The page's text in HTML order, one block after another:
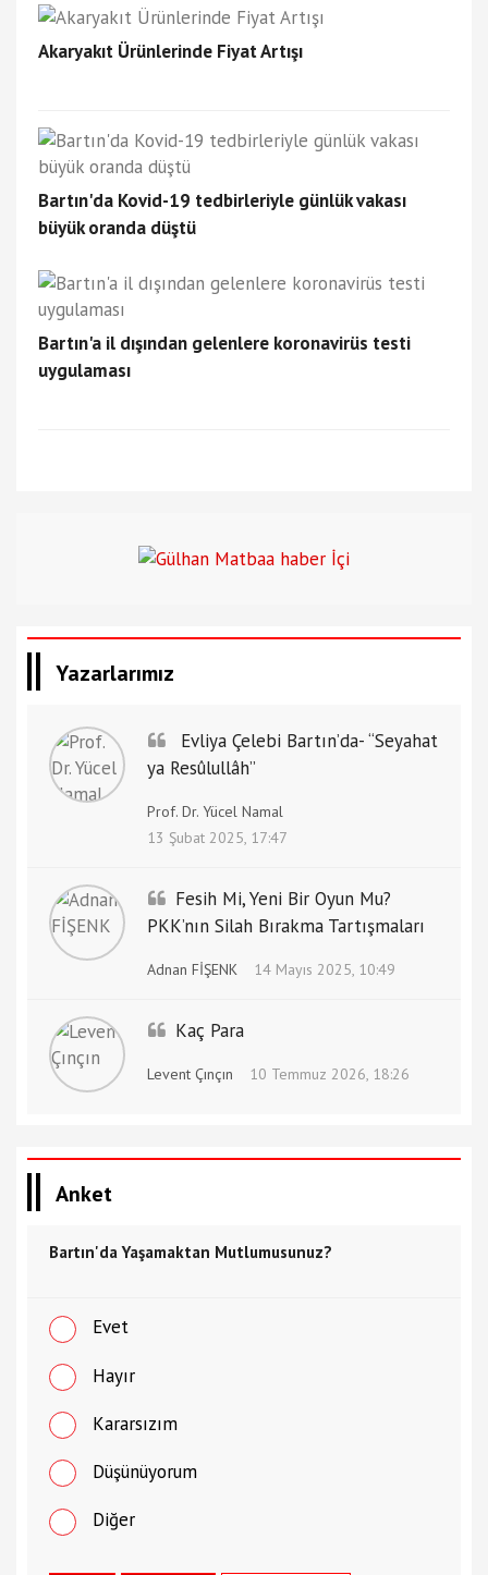
Akaryakıt Ürünlerinde Fiyat Artışı
Bartın'da Kovid-19 tedbirleriyle günlük vakası
büyük oranda düştü
Bartın'a il dışından gelenlere koronavirüs testi
uygulaması
Yazarlarımız
Evliya Çelebi Bartın’da- “Seyahat
ya Resûlullâh”
Prof. Dr. Yücel Namal
13 Şubat 2025, 17:47
Fesih Mi, Yeni Bir Oyun Mu?
PKK’nın Silah Bırakma Tartışmaları
Adnan FİŞENK 14 Mayıs 2025, 10:49
Kaç Para
Levent Çınçın 10 Temmuz 2026, 18:26
Anket
Bartın'da Yaşamaktan Mutlumusunuz?
Evet
Hayır
Kararsızım
Düşünüyorum
Diğer